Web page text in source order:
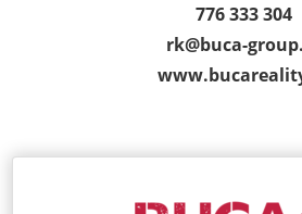
776 333 304
rk@buca-